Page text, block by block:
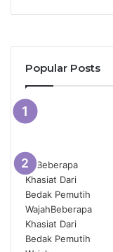
Popular Posts